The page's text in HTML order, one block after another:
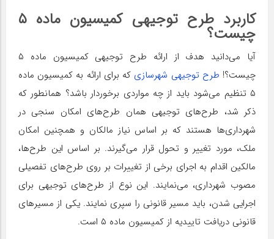
کاربرد طرح توجیهی کمیسیون ماده ۵
چیست؟
آیا می‌دانید هدف از ارائه طرح توجیهی کمیسیون ماده ۵
چیست؟! طرح توجیهی شهرسازی که برای ارائه به کمیسیون ماده
۵ تنظیم می‌شود باید از چه مواردی برخوردار باشد؟ همانطور که
ذکر شد، طرح‌های توجیهی همان طرح‌های امکان سنجی در
شهرداری‌ها هستند که بر اساس نیاز مالکان و همچنین امکان
ملک، مورد تغییر و تحول قرار می‌گیرند. بر اساس این طرح‌ها،
مالکین اقدام به اجرای برخی از تغییرات بر روی طر‌ح‌های تفصیلی
مصوب شهرداری، می‌نمایند. این نوع از طرح‌های توجیهی برای
اجرایی شدن، باید مسیر قانونی را سپری نمایند. یکی از مسیرهای
قانونی دریافت تاییدیه از کمیسیون ماده ۵ است.